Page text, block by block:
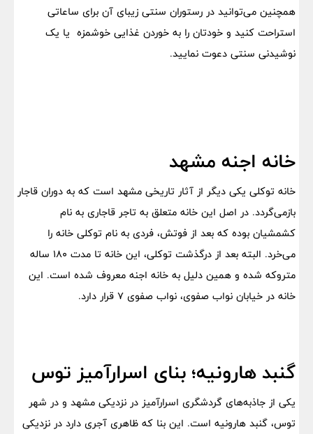
همچنین می‌توانید در رستوران سنتی زیبای آن برای ساعاتی
استراحت کنید و خودتان را به خوردن غذایی خوشمزه یا یک
نوشیدنی سنتی دعوت نمایید.
خانه اجنه مشهد
خانه توکلی یکی دیگر از آثار تاریخی مشهد است که به دوران قاجار
بازمی‌گردد. در اصل این خانه متعلق به تاجر قاجاری به نام
کشمشیان بوده که بعد از فوتش، فردی به نام توکلی خانه را
می‌خرد. البته بعد از درگذشت توکلی، این خانه تا مدت ۱۸۰ ساله
متروکه شده و همین دلیل به خانه اجنه معروف شده است. این
خانه در خیابان نواب صفوی، نواب صفوی ۷ قرار دارد.
گنبد هارونیه؛ بنای اسرارآمیز توس
یکی از جاذبه‌های گردشگری اسرارآمیز در نزدیکی مشهد و در شهر
توس، گنبد هارونیه است. این بنا که ظاهری آجری دارد در نزدیکی